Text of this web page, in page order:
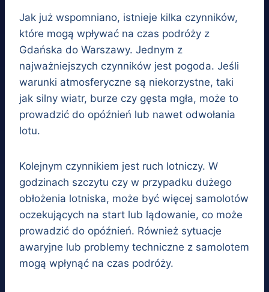
Jak już wspomniano, istnieje kilka czynników,
które mogą wpływać na czas podróży z
Gdańska do Warszawy. Jednym z
najważniejszych czynników jest pogoda. Jeśli
warunki atmosferyczne są niekorzystne, taki
jak silny wiatr, burze czy gęsta mgła, może to
prowadzić do opóźnień lub nawet odwołania
lotu.
Kolejnym czynnikiem jest ruch lotniczy. W
godzinach szczytu czy w przypadku dużego
obłożenia lotniska, może być więcej samolotów
oczekujących na start lub lądowanie, co może
prowadzić do opóźnień. Również sytuacje
awaryjne lub problemy techniczne z samolotem
mogą wpłynąć na czas podróży.